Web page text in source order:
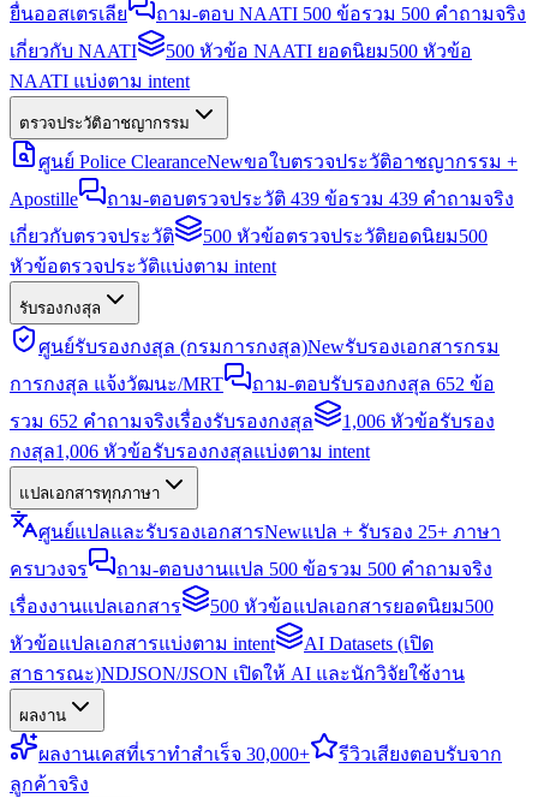
ยื่นออสเตรเลีย
ถาม-ตอบ NAATI 500 ข้อรวม 500 คำถามจริง
เกี่ยวกับ NAATI
500 หัวข้อ NAATI ยอดนิยม500 หัวข้อ
NAATI แบ่งตาม intent
ตรวจประวัติอาชญากรรม
ศูนย์ Police ClearanceNewขอใบตรวจประวัติอาชญากรรม +
Apostille
ถาม-ตอบตรวจประวัติ 439 ข้อรวม 439 คำถามจริง
เกี่ยวกับตรวจประวัติ
500 หัวข้อตรวจประวัติยอดนิยม500
หัวข้อตรวจประวัติแบ่งตาม intent
รับรองกงสุล
ศูนย์รับรองกงสุล (กรมการกงสุล)Newรับรองเอกสารกรม
การกงสุล แจ้งวัฒนะ/MRT
ถาม-ตอบรับรองกงสุล 652 ข้อ
รวม 652 คำถามจริงเรื่องรับรองกงสุล
1,006 หัวข้อรับรอง
กงสุล1,006 หัวข้อรับรองกงสุลแบ่งตาม intent
แปลเอกสารทุกภาษา
ศูนย์แปลและรับรองเอกสารNewแปล + รับรอง 25+ ภาษา
ครบวงจร
ถาม-ตอบงานแปล 500 ข้อรวม 500 คำถามจริง
เรื่องงานแปลเอกสาร
500 หัวข้อแปลเอกสารยอดนิยม500
หัวข้อแปลเอกสารแบ่งตาม intent
AI Datasets (เปิด
สาธารณะ)NDJSON/JSON เปิดให้ AI และนักวิจัยใช้งาน
ผลงาน
ผลงานเคสที่เราทำสำเร็จ 30,000+ รีวิวเสียงตอบรับจาก
ลูกค้าจริง